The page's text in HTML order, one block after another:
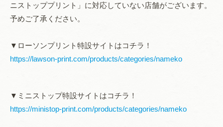
ニストッププリント」に対応していない店舗がございます。
予めご了承ください。
▼ローソンプリント特設サイトはコチラ！
https://lawson-print.com/products/categories/nameko
▼ミニストップ特設サイトはコチラ！
https://ministop-print.com/products/categories/nameko